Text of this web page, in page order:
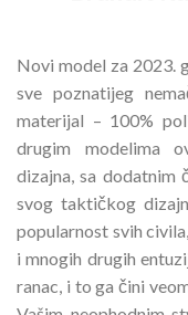
Novi model za 2023.
sve poznatijeg
materijal – 100%
drugim modelima
dizajna, sa dodatnim
svog taktičkog
popularnost svih
i mnogih drugih
ranac, i to ga čini